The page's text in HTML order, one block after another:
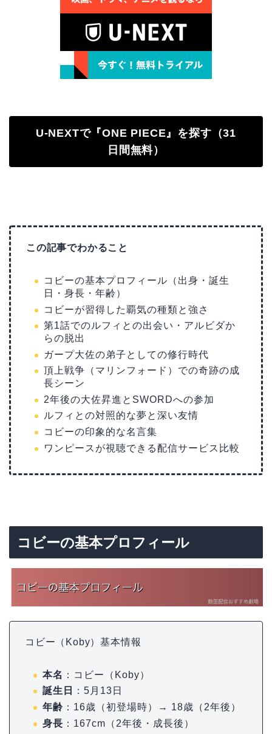
U-NEXTで『ONE PIECE』を探す（31
日間無料）
この記事でわかること
コビーの基本プロフィール（出身・誕生
日・身長・年齢）
コビーが習得した覇気の種類と強さ
第1話でのルフィとの出会い・アルビダか
らの脱出
ガープ大佐の弟子としての修行時代
頂上戦争（マリンフォード）での奇跡の成
長シーン
2年後の大佐昇進とSWORDへの参加
ルフィとの対照的な夢と深い友情
コビーの印象的な名言集
ワンピースが視聴できる配信サービス比較
コビーの基本プロフィール
コビー（Koby）基本情報
本名 ：コビー（Koby）
誕生日
：5月13日
年齢 ：16歳（初登場時）→ 18歳（2年後）
身長 ：167cm（2年後・成長後）